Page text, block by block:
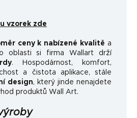
vzorek zde
ceny k nabízené kvalitě a
oblasti si firma Wallart drží
. Hospodárnost, komfort,
a čistota aplikace, stále
design, který jinde nenajdete
produktů Wall Art.